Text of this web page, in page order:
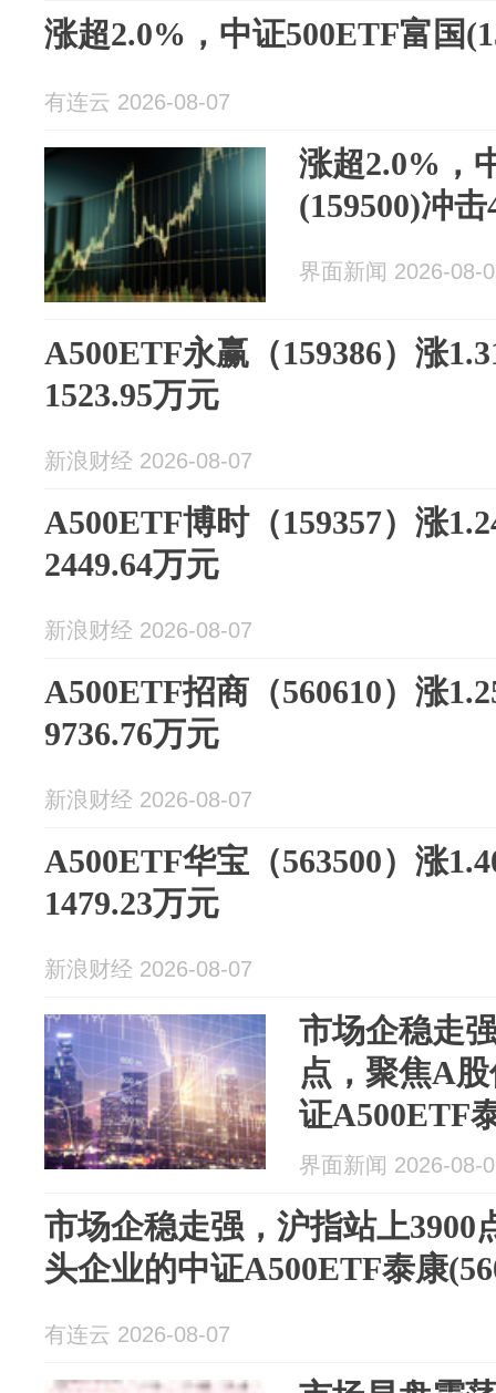
涨超2.0%，中证500ETF富国
有连云 2026-08-07
涨超2.0%，
(159500)冲
界面新闻 2026-08-
A500ETF永赢（159386）涨
1523.95万元
新浪财经 2026-08-07
A500ETF博时（159357）涨
2449.64万元
新浪财经 2026-08-07
A500ETF招商（560610）涨
9736.76万元
新浪财经 2026-08-07
A500ETF华宝（563500）涨
1479.23万元
新浪财经 2026-08-07
市场企稳走
点，聚焦A
证A500ETF
超1%
界面新闻 2026-08-
市场企稳走强，沪指站上3900
头企业的中证A500ETF泰康
有连云 2026-08-07